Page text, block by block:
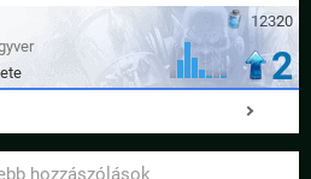
12320
2
hozzászólások